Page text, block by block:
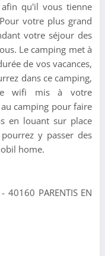
qu'il vous tienne
votre plus grand
votre séjour des
Le camping met à
de vos vacances,
dans ce camping,
wifi mis à votre
camping pour faire
en louant sur place
y passer des
home.
PARENTIS EN